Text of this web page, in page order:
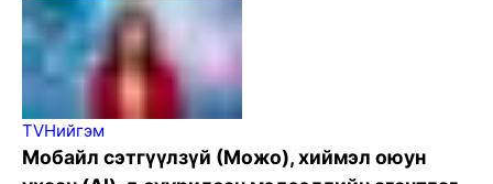
TVНийгэм
Мобайл сэтгүүлзүй (Можо), хиймэл оюун